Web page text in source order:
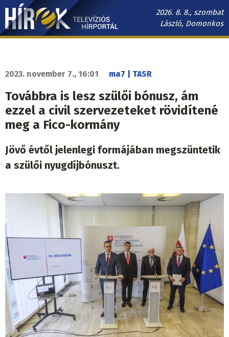
Ugrás
tartalomra
2026. 8. 8., szombat
László, Domonkos
Hírek.sk
2023. november 7., 16:01 ma7 | TASR
Továbbra is lesz szülői bónusz, ám
ezzel a civil szervezeteket rövidítené
meg a Fico-kormány
Jövő évtől jelenlegi formájában megszüntetik
a szülői nyugdíjbónuszt.